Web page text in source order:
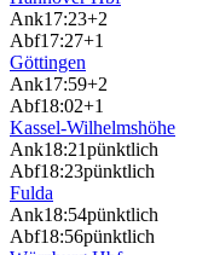
Ank17:23+2
Abf17:27+1
Göttingen
Ank17:59+2
Abf18:02+1
Kassel-Wilhelmshöhe
Ank18:21pünktlich
Abf18:23pünktlich
Fulda
Ank18:54pünktlich
Abf18:56pünktlich